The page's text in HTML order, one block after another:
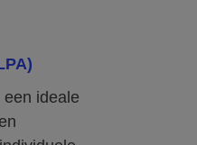
ideale